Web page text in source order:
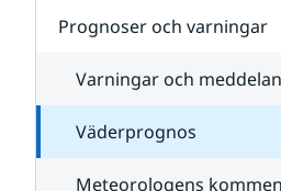
Prognoser och varningar
Varningar och
Väderprognos
Meteorologens